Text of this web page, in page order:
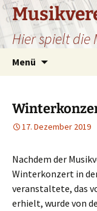
Zum
Inhalt
springen
Hier spielt die
Menü
17. Dezember 2019
Nachdem der
Winterkonzert in
veranstaltete, das
erhielt, wurde von